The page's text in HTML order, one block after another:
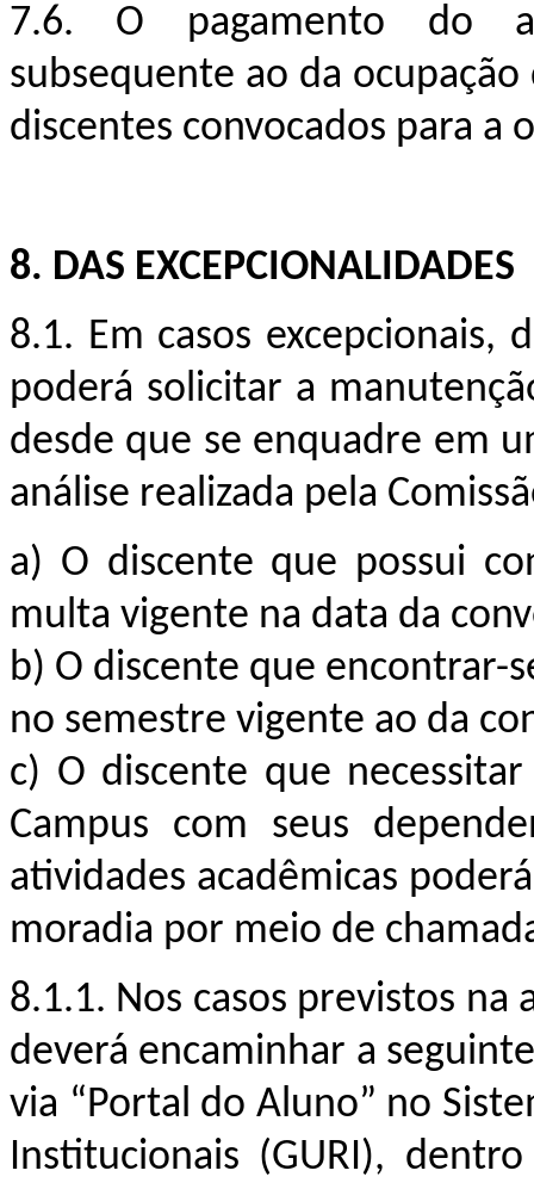
7.6. O pagamento do
subsequente ao da
discentes convocados para a
8. DAS EXCEPCIONALIDADES
8.1. Em casos excepcionais,
poderá solicitar a
desde que se enquadre em
análise realizada pela
a) O discente que possui
multa vigente na data da
b) O discente que encontrar-
no semestre vigente ao da
c) O discente que
Campus com seus
atividades acadêmicas
moradia por meio de
8.1.1. Nos casos previstos na
deverá encaminhar a
via “Portal do Aluno” no
Institucionais (GURI),